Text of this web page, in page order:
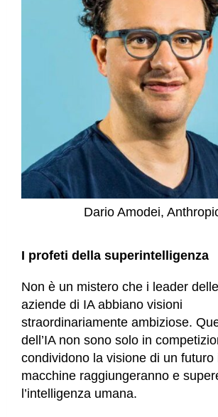
Dario Amodei,
I profeti della superintelligenza
Non è un mistero che i leader
aziende di IA abbiano visioni
straordinariamente ambiziose.
dell’IA non sono solo in
condividono la visione di un futuro
macchine raggiungeranno e
l’intelligenza umana.